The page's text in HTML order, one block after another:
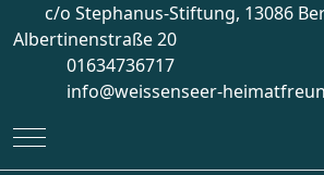
c/o Stephanus-Stiftung, 13086
Albertinenstraße 20
01634736717
info@weissenseer-
Mobile Menu Toggle